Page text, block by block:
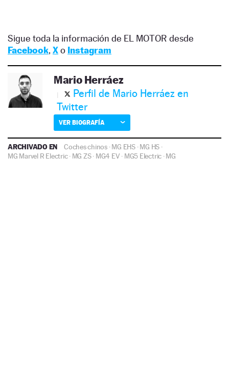
Sigue toda la información de EL MOTOR desde
Facebook, Xo Instagram
Mario Herráez
Perfil de Mario Herráez en
Twitter
VER BIOGRAFÍA
ARCHIVADO EN Coches chinos ·MG EHS·MG HS ·
MG Marvel R Electric· MG ZS· MG4 EV · MG5 Electric ·MG